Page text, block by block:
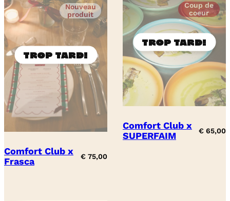
Nouveau
produit
Comfort Club x
Frasca
€ 75,00
Coup de
coeur
Comfort Club x
SUPERFAIM
€ 65,00